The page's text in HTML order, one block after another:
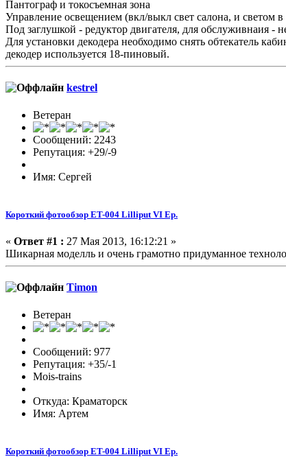
Пантограф и токосъемная зона
Управление освещением (вкл/выкл свет салона, и светом
Под заглушкой - редуктор двигателя, для обслуживнаия -
Для установки декодера необходимо снять обтекатель
декодер используется 18-пиновый.
kestrel
Ветеран
Сообщений: 2243
Репутация: +29/-9
Имя: Сергей
Короткий фотообзор ET-004 Lilliput VI Ep.
« Ответ #1 : 27 Мая 2013, 16:12:21 »
Шикарная моделль и очень грамотно придуманное
Timon
Ветеран
Сообщений: 977
Репутация: +35/-1
Mois-trains
Откуда: Краматорск
Имя: Артем
Короткий фотообзор ET-004 Lilliput VI Ep.